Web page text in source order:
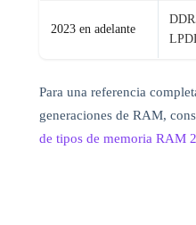
2023 en adelante
Para una referencia
generaciones de RAM,
de tipos de memoria RAM